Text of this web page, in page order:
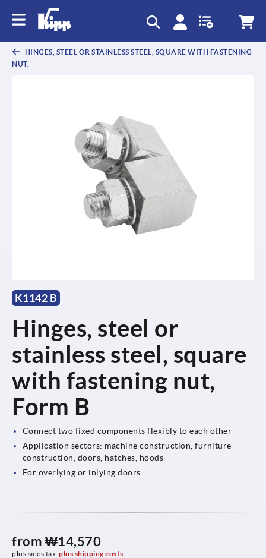
HINGES, STEEL OR STAINLESS STEEL, SQUARE WITH FASTENING
NUT,
K1142 B
Hinges, steel or
stainless steel, square
with fastening nut,
Form B
Connect two fixed components flexibly to each other
Application sectors: machine construction, furniture
construction, doors, hatches, hoods
For overlying or inlying doors
from ₩14,570
plus sales tax plus shipping costs